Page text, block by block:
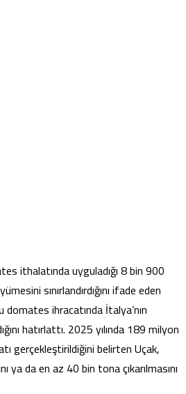
ithalatında uyguladığı 8 bin 900
sınırlandırdığını ifade eden
domates ihracatında İtalya’nın
hatırlattı. 2025 yılında 189 milyon
gerçekleştirildiğini belirten Uçak,
ya da en az 40 bin tona çıkarılmasını